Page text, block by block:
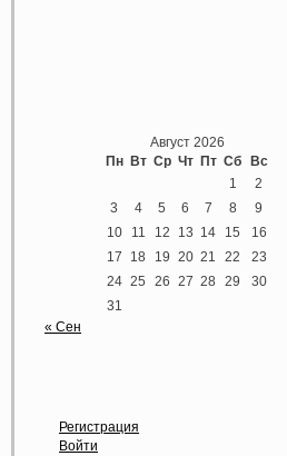
Август 2026
Пн Вт Ср Чт Пт Сб Вс
1
2
3
4 5 6 7 8
9
10
11 12 13 14 15
16
17
18 19 20 21 22
23
24 25 26 27 28 29
30
31
« Сен
Регистрация
Войти